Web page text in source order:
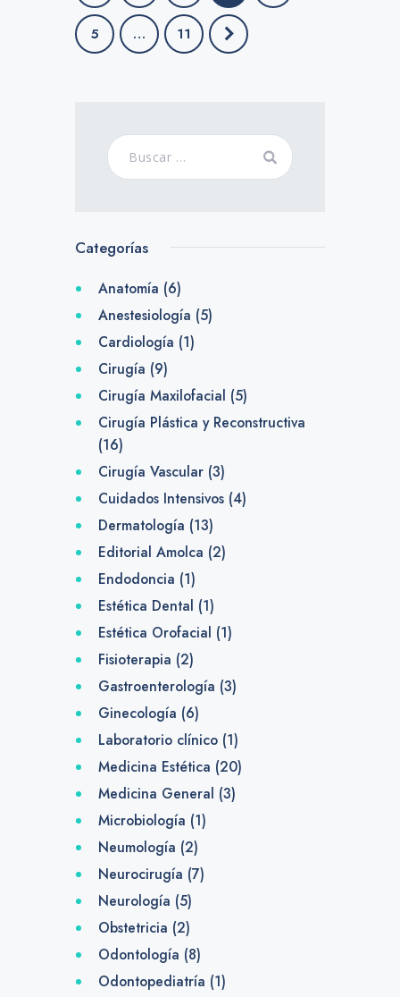
5 … 11
>
Categorías
Anatomía (6)
Anestesiología (5)
Cardiología (1)
Cirugía (9)
Cirugía Maxilofacial (5)
Cirugía Plástica y Reconstructiva
(16)
Cirugía Vascular(3)
Cuidados Intensivos(4)
Dermatología (13)
Editorial Amolca (2)
Endodoncia (1)
Estética Dental (1)
Estética Orofacial (1)
Fisioterapia (2)
Gastroenterología (3)
Ginecología (6)
Laboratorio clínico(1)
Medicina Estética (20)
Medicina General (3)
Microbiología (1)
Neumología (2)
Neurocirugía (7)
Neurología (5)
Obstetricia (2)
Odontología (8)
Odontopediatría (1)